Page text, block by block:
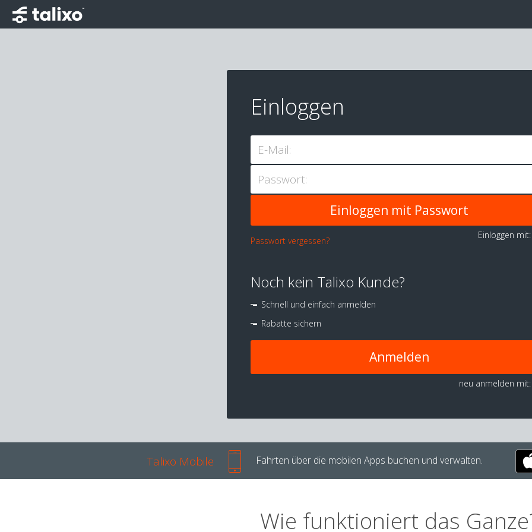
Einloggen
E-Mail:
Passwort:
Passwort vergessen?
Einloggen
Noch kein Talixo Kunde?
Schnell und einfach anmelden
Rabatte sichern
Anmelden
neu anmelden mit:
Talixo Mobile Fahrten über die mobilen Apps buchen und verwalten.
Wie funktioniert das